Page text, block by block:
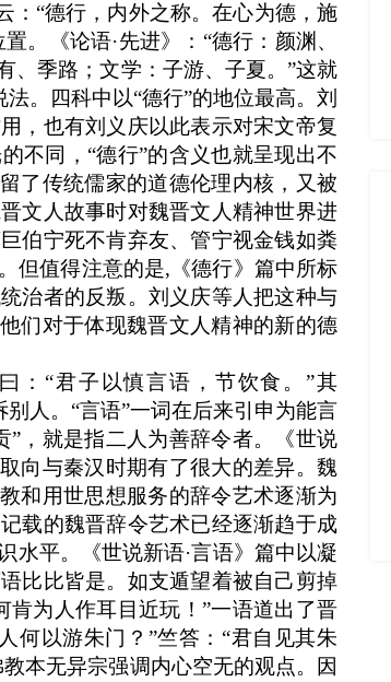
：“德行，内外之称。在心为德，施
置。《论语·先进》：“德行：颜渊、
、季路；文学：子游、子夏。”这就
。四科中以“德行”的地位最高。刘
，也有刘义庆以此表示对宋文帝复
不同，“德行”的含义也就呈现出不
了传统儒家的道德伦理内核，又被
文人故事时对魏晋文人精神世界进
伯宁死不肯弃友、管宁视金钱如粪
但值得注意的是,《德行》篇中所标
治者的反叛。刘义庆等人把这种与
们对于体现魏晋文人精神的新的德
：“君子以慎言语，节饮食。”其
人。“言语”一词在后来引申为能言
”，就是指二人为善辞令者。《世说
向与秦汉时期有了很大的差异。魏
和用世思想服务的辞令艺术逐渐为
载的魏晋辞令艺术已经逐渐趋于成
水平。《世说新语·言语》篇中以凝
比比皆是。如支遁望着被自己剪掉
肯为人作耳目近玩！”一语道出了晋
何以游朱门？”竺答：“君自见其朱
本无异宗强调内心空无的观点。因